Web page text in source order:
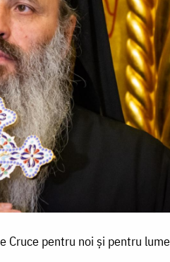
Cruce pentru noi şi pentru lume